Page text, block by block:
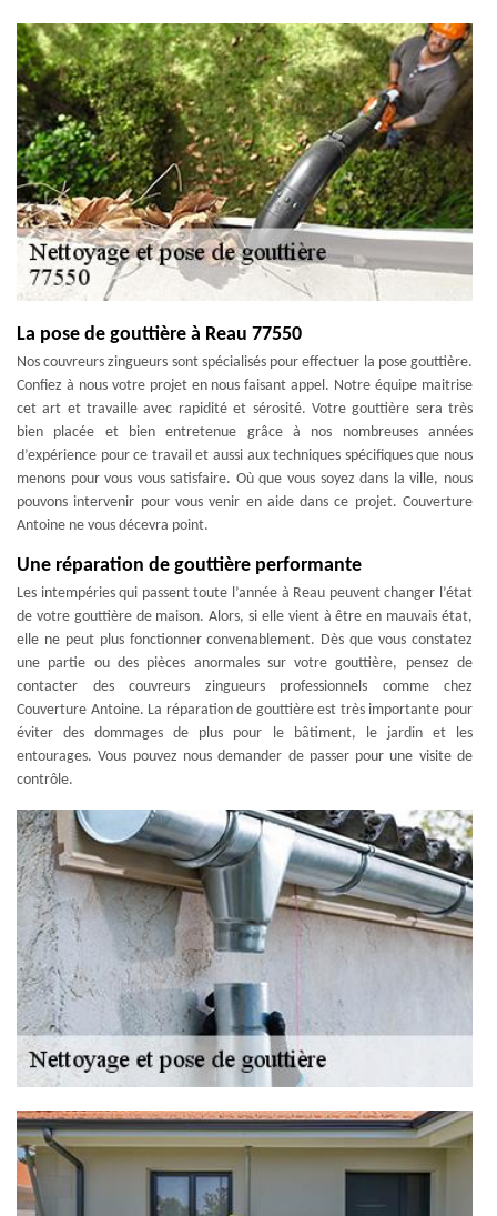
La pose de gouttière à Reau 77550
Nos couvreurs zingueurs sont spécialisés pour effectuer la pose gouttière.
Confiez à nous votre projet en nous faisant appel. Notre équipe maitrise
cet art et travaille avec rapidité et sérosité. Votre gouttière sera très
bien placée et bien entretenue grâce à nos nombreuses années
d’expérience pour ce travail et aussi aux techniques spécifiques que nous
menons pour vous vous satisfaire. Où que vous soyez dans la ville, nous
pouvons intervenir pour vous venir en aide dans ce projet. Couverture
Antoine ne vous décevra point.
Une réparation de gouttière performante
Les intempéries qui passent toute l’année à Reau peuvent changer l’état
de votre gouttière de maison. Alors, si elle vient à être en mauvais état,
elle ne peut plus fonctionner convenablement. Dès que vous constatez
une partie ou des pièces anormales sur votre gouttière, pensez de
contacter des couvreurs zingueurs professionnels comme chez
Couverture Antoine. La réparation de gouttière est très importante pour
éviter des dommages de plus pour le bâtiment, le jardin et les
entourages. Vous pouvez nous demander de passer pour une visite de
contrôle.